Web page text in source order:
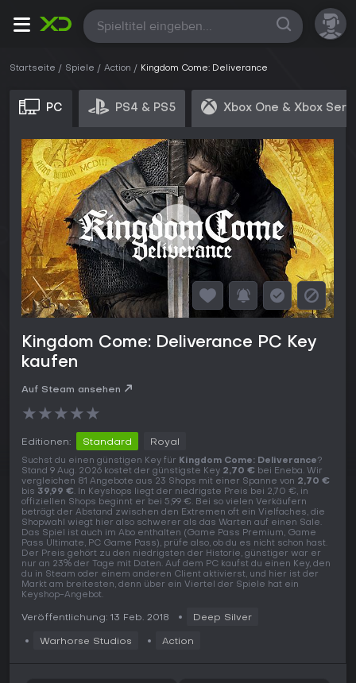
Alle
Startseite Spiele Action Kingdom Come: Deliverance
PC PS4 & PS5 Xbox One & Xbox
Kingdom Come: Deliverance PC Key
kaufen
Auf Steam ansehen
★★★★★
Editionen: Standard Royal
Suchst du einen günstigen Key für Kingdom Come: Deliverance?
Stand 9 Aug. 2026 kostet der günstigste Key 2,70 € bei Eneba. Wir
vergleichen 81 Angebote aus 23 Shops mit einer Spanne von 2,70 €
bis 39,99 €. In Keyshops liegt der niedrigste Preis bei 2,70 €, in
offiziellen Shops beginnt er bei 5,99 €. Bei so vielen Verkäufern
beträgt der Abstand zwischen den Extremen oft ein Vielfaches, die
Shopwahl wiegt hier also schwerer als das Warten auf einen Sale.
Das Spiel ist auch im Abo enthalten (Game Pass Premium, Game
Pass Ultimate, PC Game Pass), prüfe also, ob du es nicht schon hast.
Der Preis gehört zu den niedrigsten der Historie, günstiger war er
nur an 23% der Tage mit Daten. Auf dem PC kaufst du einen Key, den
du in Steam oder einem anderen Client aktivierst, und hier ist der
Markt am breitesten, denn über ein Viertel der Spiele hat ein
Keyshop-Angebot.
Veröffentlichung: 13 Feb. 2018 Deep Silver
Warhorse Studios Action